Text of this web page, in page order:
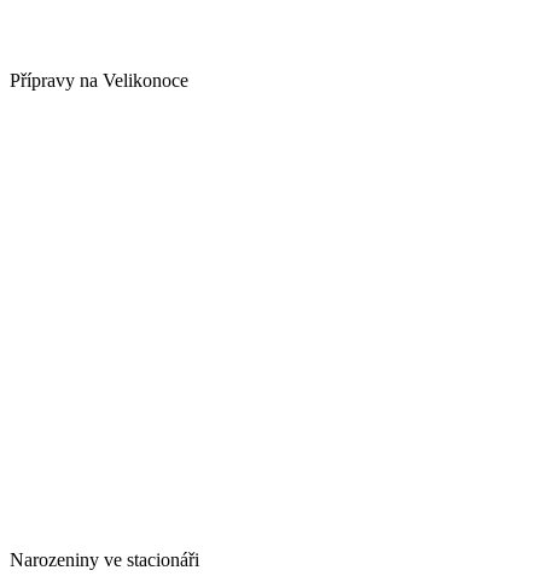
Přípravy na Velikonoce
Narozeniny ve stacionáři